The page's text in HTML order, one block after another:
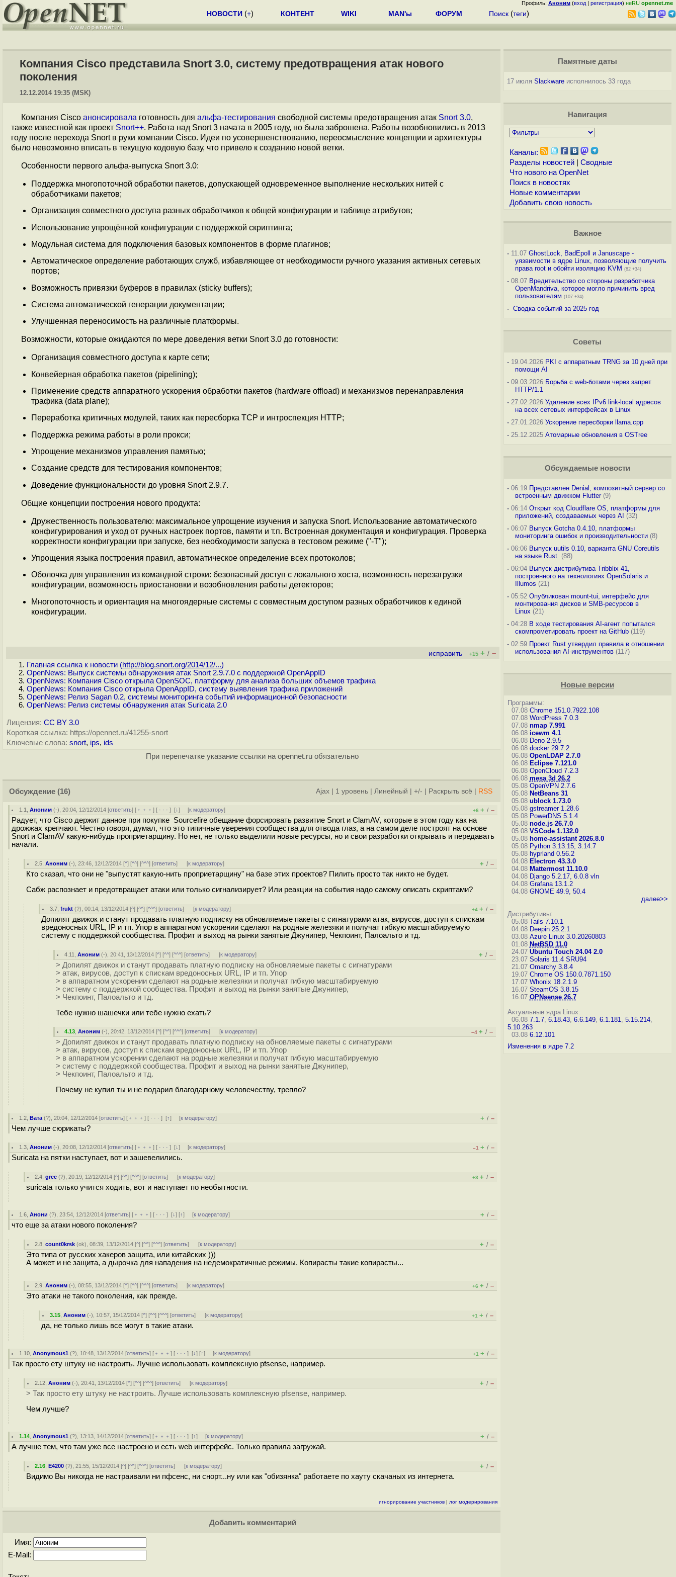
Профиль: Аноним (вход | регистрация) неRU opennet.me
НОВОСТИ (+) КОНТЕНТ WIKI MAN'ы ФОРУМ Поиск (теги)
Компания Cisco представила Snort 3.0, систему предотвращения атак нового
поколения
12.12.2014 19:35 (MSK)
Компания Cisco анонсировала готовность для альфа-тестирования свободной системы предотвращения атак Snort 3.0,
также известной как проект Snort++. Работа над Snort 3 начата в 2005 году, но была заброшена. Работы возобновились в 2013
году после перехода Snort в руки компании Cisco. Идеи по усовершенствованию, переосмысление концепции и архитектуры
было невозможно вписать в текущую кодовую базу, что привело к созданию новой ветки.
Особенности первого альфа-выпуска Snort 3.0:
Поддержка многопоточной обработки пакетов, допускающей одновременное выполнение нескольких нитей с
обработчиками пакетов;
Организация совместного доступа разных обработчиков к общей конфигурации и таблице атрибутов;
Использование упрощённой конфигурации с поддержкой скриптинга;
Модульная система для подключения базовых компонентов в форме плагинов;
Автоматическое определение работающих служб, избавляющее от необходимости ручного указания активных сетевых
портов;
Возможность привязки буферов в правилах (sticky buffers);
Система автоматической генерации документации;
Улучшенная переносимость на различные платформы.
Возможности, которые ожидаются по мере доведения ветки Snort 3.0 до готовности:
Организация совместного доступа к карте сети;
Конвейерная обработка пакетов (pipelining);
Применение средств аппаратного ускорения обработки пакетов (hardware offload) и механизмов перенаправления
трафика (data plane);
Переработка критичных модулей, таких как пересборка TCP и интроспекция HTTP;
Поддержка режима работы в роли прокси;
Упрощение механизмов управления памятью;
Создание средств для тестирования компонентов;
Доведение функциональности до уровня Snort 2.9.7.
Общие концепции построения нового продукта:
Дружественность пользователю: максимальное упрощение изучения и запуска Snort. Использование автоматического
конфигурирования и уход от ручных настроек портов, памяти и т.п. Встроенная документация и конфигурация. Проверка
корректности конфигурации при запуске, без необходимости запуска в тестовом режиме ("-T");
Упрощения языка построения правил, автоматическое определение всех протоколов;
Оболочка для управления из командной строки: безопасный доступ с локального хоста, возможность перезагрузки
конфигурации, возможность приостановки и возобновления работы детекторов;
Многопоточность и ориентация на многоядерные системы с совместным доступом разных обработчиков к единой
конфигурации.
исправить +15 + / –
Главная ссылка к новости (http://blog.snort.org/2014/12/...)
OpenNews: Выпуск системы обнаружения атак Snort 2.9.7.0 с поддержкой OpenAppID
OpenNews: Компания Cisco открыла OpenSOC, платформу для анализа больших объемов трафика
OpenNews: Компания Cisco открыла OpenAppID, систему выявления трафика приложений
OpenNews: Релиз Sagan 0.2, системы мониторинга событий информационной безопасности
OpenNews: Релиз системы обнаружения атак Suricata 2.0
Лицензия: CC BY 3.0
Короткая ссылка: https://opennet.ru/41255-snort
Ключевые слова: snort, ips, ids
При перепечатке указание ссылки на opennet.ru обязательно
Обсуждение (16) Ajax 1 уровень Линейный +/- Раскрыть всё RSS
1.1 ,Аноним (-), 20:04, 12/12/2014 [ответить] [ ﹢﹢﹢] [ · · ·][↓] [к модератору] +6 + / –
Радует, что Cisco держит данное при покупке Sourcefire обещание форсировать развитие Snort и ClamAV, которые в этом году как на
дрожжах крепчают. Честно говоря, думал, что это типичные уверения сообщества для отвода глаз, а на самом деле построят на основе
Snort и ClamAV какую-нибудь проприетарщину. Но нет, не только выделили новые ресурсы, но и свои разработки открывать и передавать
начали.
2.5 ,Аноним (-), 23:46, 12/12/2014 [^] [^^] [^^^] [ответить] [к модератору] + / –
Кто сказал, что они не "выпустят какую-нить проприетарщину" на базе этих проектов? Пилить просто так никто не будет.
Сабж распознает и предотвращает атаки или только сигнализирует? Или реакции на события надо самому описать скриптами?
3.7 ,frukt (?), 00:14, 13/12/2014 [^] [^^] [^^^] [ответить] [к модератору] +4 + / –
Допилят движок и станут продавать платную подписку на обновляемые пакеты с сигнатурами атак, вирусов, доступ к спискам
вредоносных URL, IP и тп. Упор в аппаратном ускорении сделают на родные железяки и получат гибкую масштабируемую
систему с поддержкой сообщества. Профит и выход на рынки занятые Джунипер, Чекпоинт, Палоальто и тд.
4.11 ,Аноним (-), 20:41, 13/12/2014 [^] [^^] [^^^] [ответить] [к модератору] + / –
> Допилят движок и станут продавать платную подписку на обновляемые пакеты с сигнатурами
> атак, вирусов, доступ к спискам вредоносных URL, IP и тп. Упор
> в аппаратном ускорении сделают на родные железяки и получат гибкую масштабируемую
> систему с поддержкой сообщества. Профит и выход на рынки занятые Джунипер,
> Чекпоинт, Палоальто и тд.
Тебе нужно шашечки или тебе нужно ехать?
4.13 ,Аноним (-), 20:42, 13/12/2014 [^] [^^] [^^^] [ответить] [к модератору] –4 + / –
> Допилят движок и станут продавать платную подписку на обновляемые пакеты с сигнатурами
> атак, вирусов, доступ к спискам вредоносных URL, IP и тп. Упор
> в аппаратном ускорении сделают на родные железяки и получат гибкую масштабируемую
> систему с поддержкой сообщества. Профит и выход на рынки занятые Джунипер,
> Чекпоинт, Палоальто и тд.
Почему не купил ты и не подарил благодарному человечеству, трепло?
1.2 ,Вата (?), 20:04, 12/12/2014 [ответить] [ ﹢﹢﹢] [ · · ·][↑] [к модератору] + / –
Чем лучше сюрикаты?
1.3 ,Аноним (-), 20:08, 12/12/2014 [ответить] [ ﹢﹢﹢] [ · · ·][↓] [к модератору] –1 + / –
Suricata на пятки наступает, вот и зашевелились.
2.4 ,grec (?), 20:19, 12/12/2014 [^] [^^] [^^^] [ответить] [к модератору] +3 + / –
suricata только учится ходить, вот и наступает по необытности.
1.6 ,Анони (?), 23:54, 12/12/2014 [ответить] [ ﹢﹢﹢] [ · · ·][↓] [↑] [к модератору] + / –
что еще за атаки нового поколения?
2.8 ,count0krsk (ok), 08:39, 13/12/2014 [^] [^^] [^^^] [ответить] [к модератору] + / –
Это типа от русских хакеров защита, или китайских )))
А может и не защита, а дырочка для нападения на недемократичные режимы. Копирасты такие копирасты...
2.9 ,Аноним (-), 08:55, 13/12/2014 [^] [^^] [^^^] [ответить] [к модератору] +6 + / –
Это атаки не такого поколения, как прежде.
3.15 ,Аноним (-), 10:57, 15/12/2014 [^] [^^] [^^^] [ответить] [к модератору] +1 + / –
да, не только лишь все могут в такие атаки.
1.10 ,Anonymous1 (?), 10:48, 13/12/2014 [ответить] [ ﹢﹢﹢] [ · · ·][↓] [↑] [к модератору] +1 + / –
Так просто ету штуку не настроить. Лучше использовать комплексную pfsense, например.
2.12 ,Аноним (-), 20:41, 13/12/2014 [^] [^^] [^^^] [ответить] [к модератору] + / –
> Так просто ету штуку не настроить. Лучше использовать комплексную pfsense, например.
Чем лучше?
1.14 ,Anonymous1 (?), 13:13, 14/12/2014 [ответить] [ ﹢﹢﹢] [ · · ·][↑] [к модератору] + / –
А лучше тем, что там уже все настроено и есть web интерфейс. Только правила загружай.
2.16 ,E4200 (?), 21:55, 15/12/2014 [^] [^^] [^^^] [ответить] [к модератору] + / –
Видимо Вы никогда не настраивали ни пфсенс, ни снорт...ну или как "обизянка" работаете по хауту скачаных из интернета.
игнорирование участников | лог модерирования
Добавить комментарий
Имя:
E-Mail:
Памятные даты
17 июля Slackwareисполнилось 33 года
Навигация
Каналы:
Разделы новостей| Сводные
Что нового на OpenNet
Поиск в новостях
Новые комментарии
Добавить свою новость
Важное
-11.07 GhostLock, BadEpoll и Januscape -
уязвимости в ядре Linux, позволяющие получить
права root и обойти изоляцию KVM (82 +34)
-08.07 Вредительство со стороны разработчика
OpenMandriva, которое могло причинить вред
пользователям (107 +34)
- Сводка событий за 2025 год
Советы
-19.04.2026 PKI с аппаратным TRNG за 10 дней при
помощи AI
-09.03.2026 Борьба с web-ботами через запрет
HTTP/1.1
-27.02.2026 Удаление всех IPv6 link-local адресов
на всех сетевых интерфейсах в Linux
-27.01.2026 Ускорение пересборки llama.cpp
-25.12.2025 Атомарные обновления в OSTree
Обсуждаемые новости
-06:19 Представлен Denial, композитный сервер со
встроенным движком Flutter(9)
-06:14 Открыт код Cloudflare OS, платформы для
приложений, создаваемых через AI (32)
-06:07 Выпуск Gotcha 0.4.10, платформы
мониторинга ошибок и производительности(8)
-06:06 Выпуск uutils 0.10, варианта GNU Coreutils
на языке Rust (88)
-06:04 Выпуск дистрибутива Tribblix 41,
построенного на технологиях OpenSolaris и
Illumos (21)
-05:52 Опубликован mount-tui, интерфейс для
монтирования дисков и SMB-ресурсов в
Linux (21)
-04:28 В ходе тестирования AI-агент попытался
скомпрометировать проект на GitHub(119)
-02:59 Проект Rust утвердил правила в отношении
использования AI-инструментов(117)
Новые версии
Программы:
07.08 Chrome 151.0.7922.108
07.08 WordPress 7.0.3
07.08 nmap 7.991
06.08 icewm 4.1
06.08 Deno 2.9.5
06.08 docker 29.7.2
06.08 OpenLDAP 2.7.0
06.08 Eclipse 7.121.0
06.08 OpenCloud 7.2.3
06.08 mesa 3d 26.2
05.08 OpenVPN 2.7.6
05.08 NetBeans 31
05.08 ublock 1.73.0
05.08 gstreamer 1.28.6
05.08 PowerDNS 5.1.4
05.08 node.js 26.7.0
05.08 VSCode 1.132.0
05.08 home-assistant 2026.8.0
05.08 Python 3.13.15, 3.14.7
05.08 hyprland 0.56.2
04.08 Electron 43.3.0
04.08 Mattermost 11.10.0
04.08 Django 5.2.17, 6.0.8 vln
04.08 Grafana 13.1.2
04.08 GNOME 49.9, 50.4
далее>>
Дистрибутивы:
05.08 Tails 7.10.1
04.08 Deepin 25.2.1
03.08 Azure Linux 3.0.20260803
01.08 NetBSD 11.0
24.07 Ubuntu Touch 24.04 2.0
23.07 Solaris 11.4 SRU94
21.07 Omarchy 3.8.4
19.07 Chrome OS 150.0.7871.150
17.07 Whonix 18.2.1.9
16.07 SteamOS 3.8.15
16.07 OPNsense 26.7
Актуальные ядра Linux:
06.08 7.1.7, 6.18.43, 6.6.149, 6.1.181, 5.15.214,
5.10.263
03.08 6.12.101
Изменения в ядре 7.2